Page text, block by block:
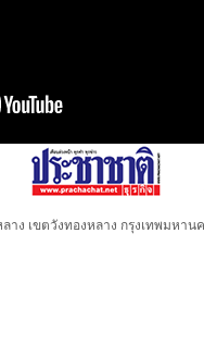
ง เขตวังทองหลาง กรุงเทพมหา